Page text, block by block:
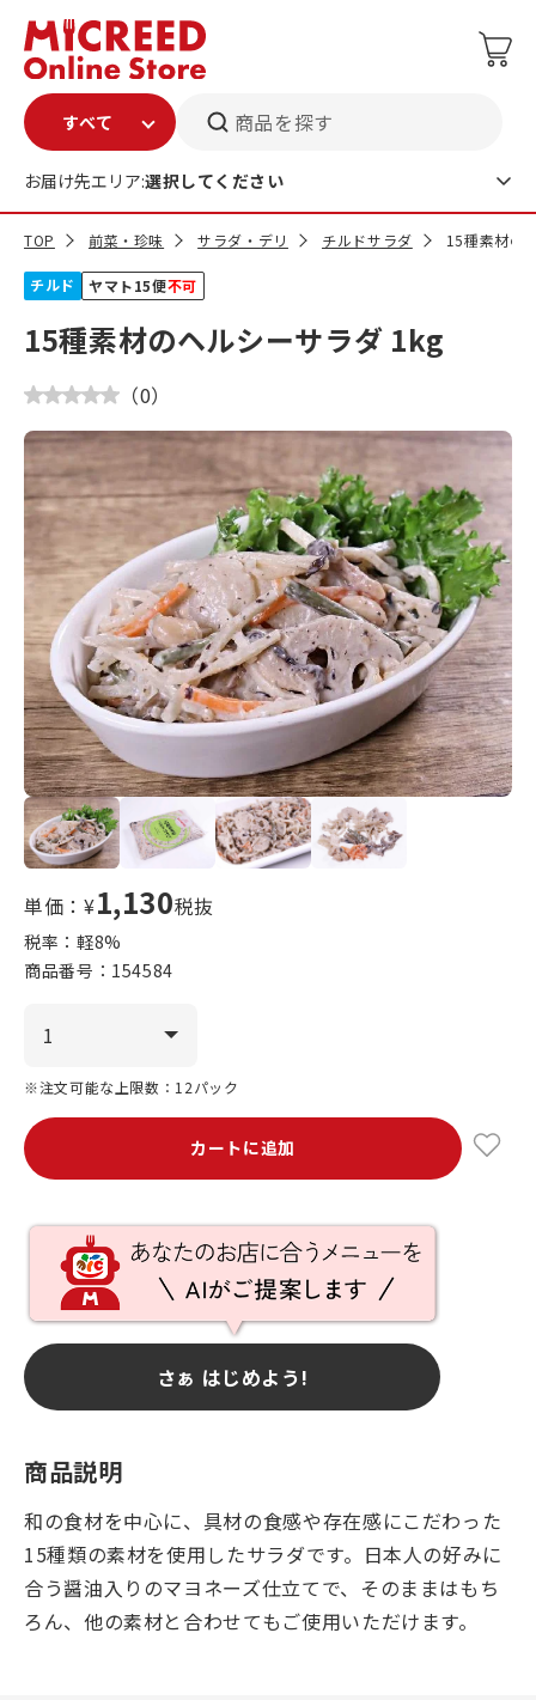
商品を探す
お届け先エリア:選択してください
TOP 前菜・珍味 サラダ・デリ チルドサラダ 15種素材の
チルド ヤマト15便不可
15種素材のヘルシーサラダ 1kg
（0）
単価：¥1,130税抜
税率：軽8%
商品番号： 154584
※注文可能な上限数：12パック
カートに追加
さぁ はじめよう!
商品説明
和の食材を中心に、具材の食感や存在感にこだわった
15種類の素材を使用したサラダです。日本人の好みに
合う醤油入りのマヨネーズ仕立てで、そのままはもち
ろん、他の素材と合わせてもご使用いただけます。